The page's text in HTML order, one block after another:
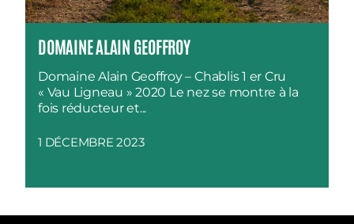
DOMAINE ALAIN GEOFFROY
Domaine Alain Geoffroy – Chablis 1 er Cru
« Vau Ligneau » 2020 Le nez se montre à la
fois réducteur et...
1 DÉCEMBRE 2023